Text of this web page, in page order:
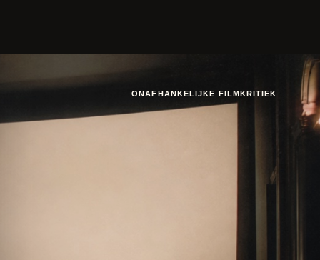
ONAFHANKELIJKE FILMKRITIEK